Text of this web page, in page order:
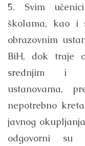
5. Svim
školama, kao i
obrazovnim
BiH, dok traje
srednjim i
ustanovama,
nepotrebno
javnog
odgovorni su